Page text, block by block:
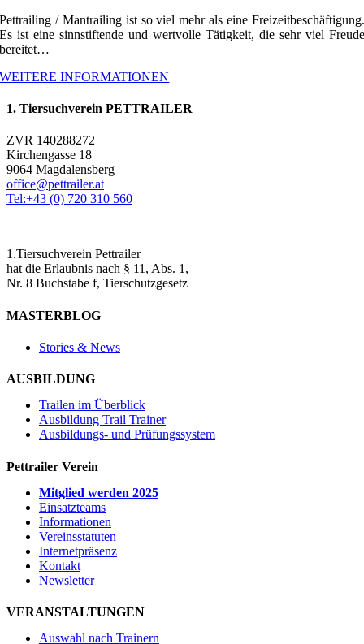
Pettrailing / Mantrailing ist so viel mehr als eine Freizeitbeschäftigung.
Es ist eine sinnstiftende und wertvolle Tätigkeit, die sehr viel Freude
bereitet…
WEITERE INFORMATIONEN
1. Tiersuchverein PETTRAILER
ZVR 140288272
Kirchengasse 18
9064 Magdalensberg
office@pettrailer.at
Tel:+43 (0) 720 310 560
1.Tiersuchverein Pettrailer
hat die Erlaubnis nach § 11, Abs. 1,
Nr. 8 Buchstabe f, Tierschutzgesetz
MASTERBLOG
Stories & News
AUSBILDUNG
Trailen im Überblick
Ausbildung Trail Trainer
Ausbildungs- und Prüfungssystem
Pettrailer Verein
Mitglied werden 2025
Einsatzteams
Informationen
Vereinsstatuten
Internetpräsenz
Kontakt
Newsletter
VERANSTALTUNGEN
Auswahl nach Trainern